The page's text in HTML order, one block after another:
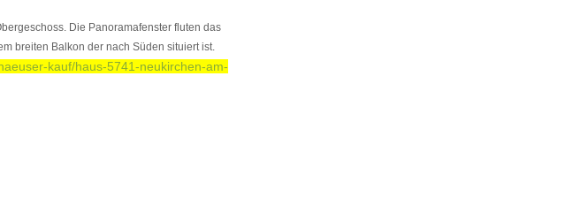
Die Panoramafenster fluten das
breiten Balkon der nach Süden situiert ist.
kauf/haus-5741-neukirchen-am-